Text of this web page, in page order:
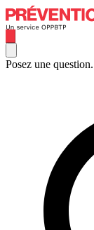
Posez une